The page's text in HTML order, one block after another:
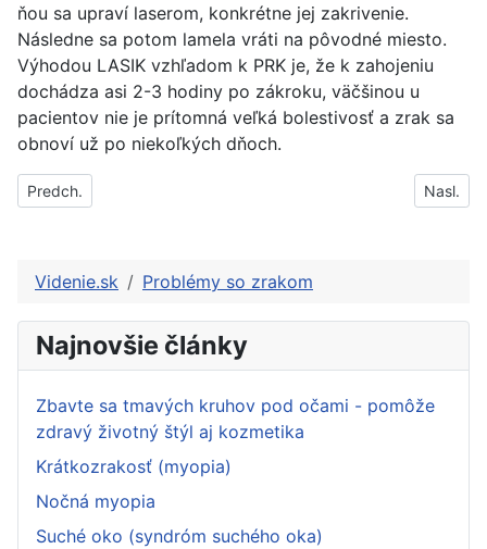
ňou sa upraví laserom, konkrétne jej zakrivenie.
Následne sa potom lamela vráti na pôvodné miesto.
Výhodou LASIK vzhľadom k PRK je, že k zahojeniu
dochádza asi 2-3 hodiny po zákroku, väčšinou u
pacientov nie je prítomná veľká bolestivosť a zrak sa
obnoví už po niekoľkých dňoch.
Predchádzajúci článok: Šedý zákal - katarakta
Predch. Nasl.
Videnie.sk Problémy so zrakom
Najnovšie články
Zbavte sa tmavých kruhov pod očami - pomôže
zdravý životný štýl aj kozmetika
Krátkozrakosť (myopia)
Nočná myopia
Suché oko (syndróm suchého oka)